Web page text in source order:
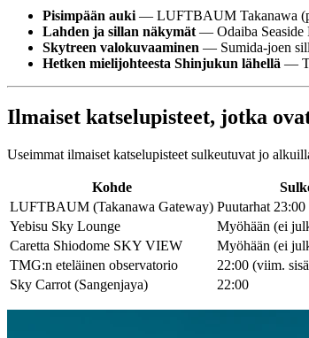
Pisimpään auki — LUFTBAUM Takanawa
Lahden ja sillan näkymät — Odaiba Seaside
Skytreen valokuvaaminen — Sumida-joen
Hetken mielijohteesta Shinjukun lähellä —
Ilmaiset katselupisteet, jotka
Useimmat ilmaiset katselupisteet sulkeutuvat jo
Kohde
LUFTBAUM (Takanawa Gateway) Puutarhat
Yebisu Sky Lounge
Myöhään (ei
Caretta Shiodome SKY VIEW
Myöhään (ei
TMG:n eteläinen observatorio
22:00 (viim.
Sky Carrot (Sangenjaya)
22:00